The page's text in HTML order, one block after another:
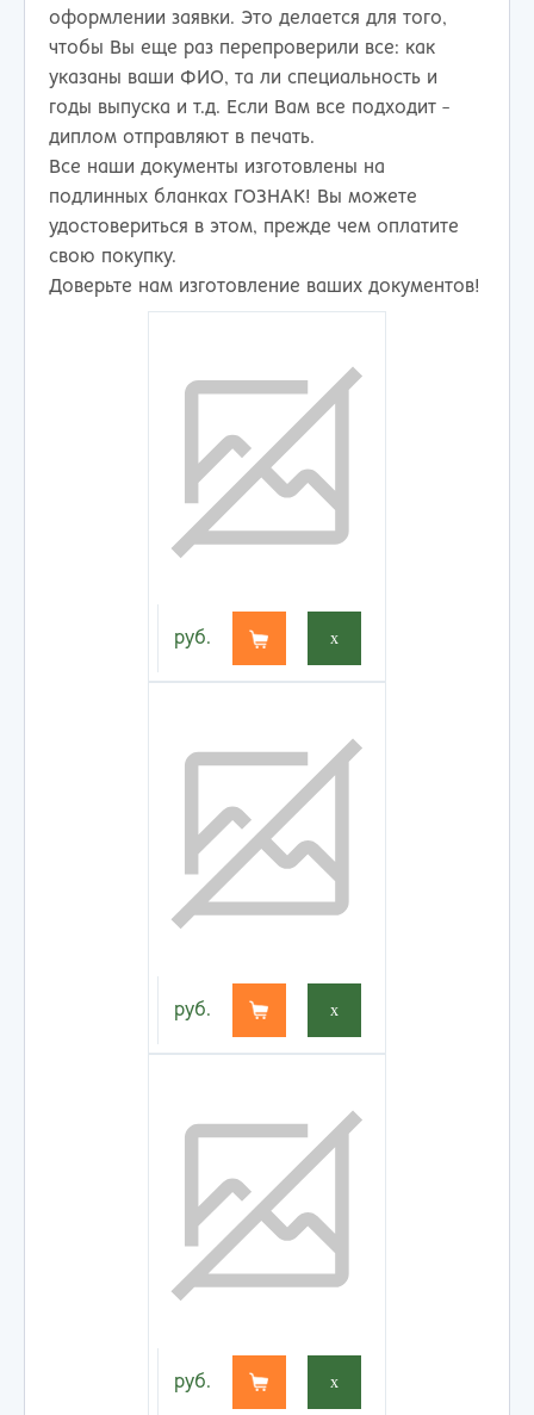
оформлении заявки. Это делается для того,
чтобы Вы еще раз перепроверили все: как
указаны ваши ФИО, та ли специальность и
годы выпуска и т.д. Если Вам все подходит -
диплом отправляют в печать.
Все наши документы изготовлены на
подлинных бланках ГОЗНАК! Вы можете
удостовериться в этом, прежде чем оплатите
свою покупку.
Доверьте нам изготовление ваших документов!
руб. x
руб. x
руб. x